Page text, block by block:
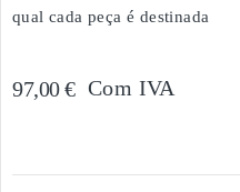
qual cada peça é destinada
97,00 € Com IVA